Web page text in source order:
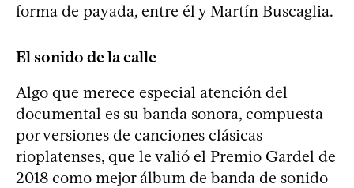
forma de payada, entre él y Martín Buscaglia.
El sonido de la calle
Algo que merece especial atención del
documental es su banda sonora, compuesta
por versiones de canciones clásicas
rioplatenses, que le valió el Premio Gardel de
2018 como mejor álbum de banda de sonido